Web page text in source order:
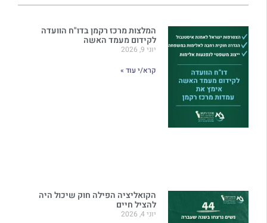
המלצות מרכז רקמן בדו"ח הוועדה
לקידום מעמד האשה
יוני 9, 2026
קרא/י עוד »
הקואליציה הפילה חוק שיכול היה
להציל חיים
יוני 4, 2026